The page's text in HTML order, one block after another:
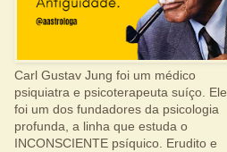
Carl Gustav Jung foi um médico
psiquiatra e psicoterapeuta suíço. Ele
foi um dos fundadores da psicologia
profunda, a linha que estuda o
INCONSCIENTE psíquico. Erudito e